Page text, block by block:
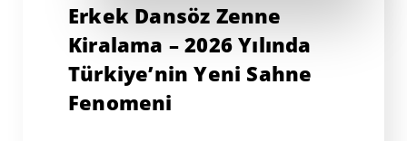
Erkek Dansöz Zenne
Kiralama – 2026 Yılında
Türkiye’nin Yeni Sahne
Fenomeni